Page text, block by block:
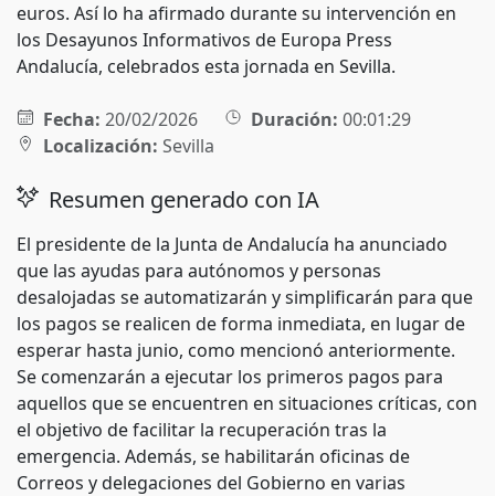
euros. Así lo ha afirmado durante su intervención en
los Desayunos Informativos de Europa Press
Andalucía, celebrados esta jornada en Sevilla.
Fecha: 20/02/2026 Duración: 00:01:29
Localización: Sevilla
Resumen generado con IA
El presidente de la Junta de Andalucía ha anunciado
que las ayudas para autónomos y personas
desalojadas se automatizarán y simplificarán para que
los pagos se realicen de forma inmediata, en lugar de
esperar hasta junio, como mencionó anteriormente.
Se comenzarán a ejecutar los primeros pagos para
aquellos que se encuentren en situaciones críticas, con
el objetivo de facilitar la recuperación tras la
emergencia. Además, se habilitarán oficinas de
Correos y delegaciones del Gobierno en varias